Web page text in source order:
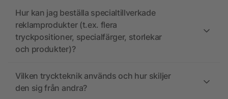
Hur kan jag beställa specialtillverkade
reklamprodukter (t.ex. flera
tryckpositioner, specialfärger, storlekar
och produkter)?
Vilken tryckteknik används och hur skiljer
den sig från andra?